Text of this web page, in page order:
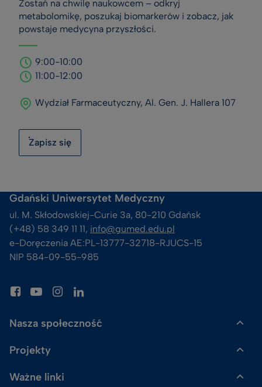
Zostań na chwilę naukowcem – odkryj
metabolomikę, poszukaj biomarkerów i zobacz, jak
powstaje medycyna przyszłości.
9:00-10:00
11:00-12:00
Wydział Farmaceutyczny, Al. Gen. J. Hallera 107
Zapisz się
Gdański Uniwersytet Medyczny
ul. M. Skłodowskiej-Curie 3a, 80-210 Gdańsk
(+48) 58 349 11 11, info@gumed.edu.pl
e-Doręczenia AE:PL-13777-32718-RJUCS-15
NIP 584-09-55-985
Nasza społeczność
Gazeta GUMed
Skalpel. Podcast GUMed
Projekty
Uczelnia Badawcza
Ważne linki